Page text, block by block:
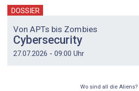
DOSSIER
Von APTs bis Zombies
Cybersecurity
27.07.2026 - 09:00 Uhr
Wo sind all die Aliens?